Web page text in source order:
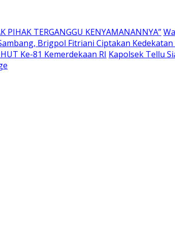
PIHAK TERGANGGU KENYAMANANNYA”
Brigpol Fitriani Ciptakan
Ke-81 Kemerdekaan RI Kapolsek Tellu